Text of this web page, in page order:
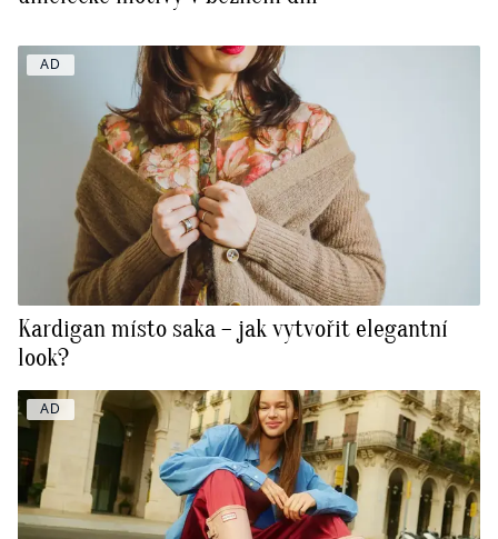
AD
Kardigan místo saka – jak vytvořit elegantní
look?
AD